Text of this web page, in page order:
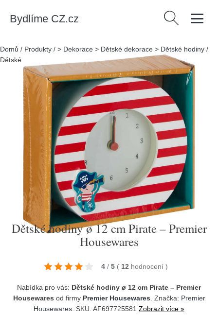
Bydlíme CZ.cz Vyhledávání
Domů / Produkty / > Dekorace > Dětské dekorace > Dětské hodiny /
Dětské hodiny ø 12 cm Pirate – Premier Housewares
Dětské hodiny ø 12 cm Pirate – Premier
Housewares
4 / 5 ( 12 hodnocení )
Nabídka pro vás: Dětské hodiny ø 12 cm Pirate – Premier
Housewares od firmy Premier Housewares . Značka: Premier
Housewares . SKU: AF697725581 Zobrazit více »